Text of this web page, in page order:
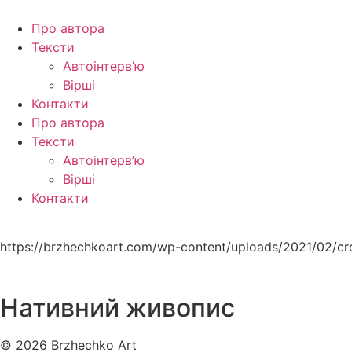
вмісту
Про автора
Тексти
Автоінтерв’ю
Вірші
Контакти
Про автора
Тексти
Автоінтерв’ю
Вірші
Контакти
https://brzhechkoart.com/wp-content/uploads/2021/02/
Нативний живопис
© 2026 Brzhechko Art